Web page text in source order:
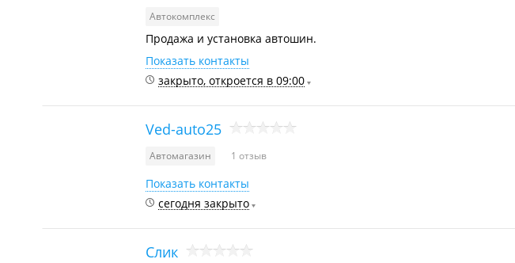
Автокомплекс
Продажа и установка автошин.
Показать контакты
закрыто, откроется в 09:00
Ved-auto25
Автомагазин 1 отзыв
Показать контакты
сегодня закрыто
Слик